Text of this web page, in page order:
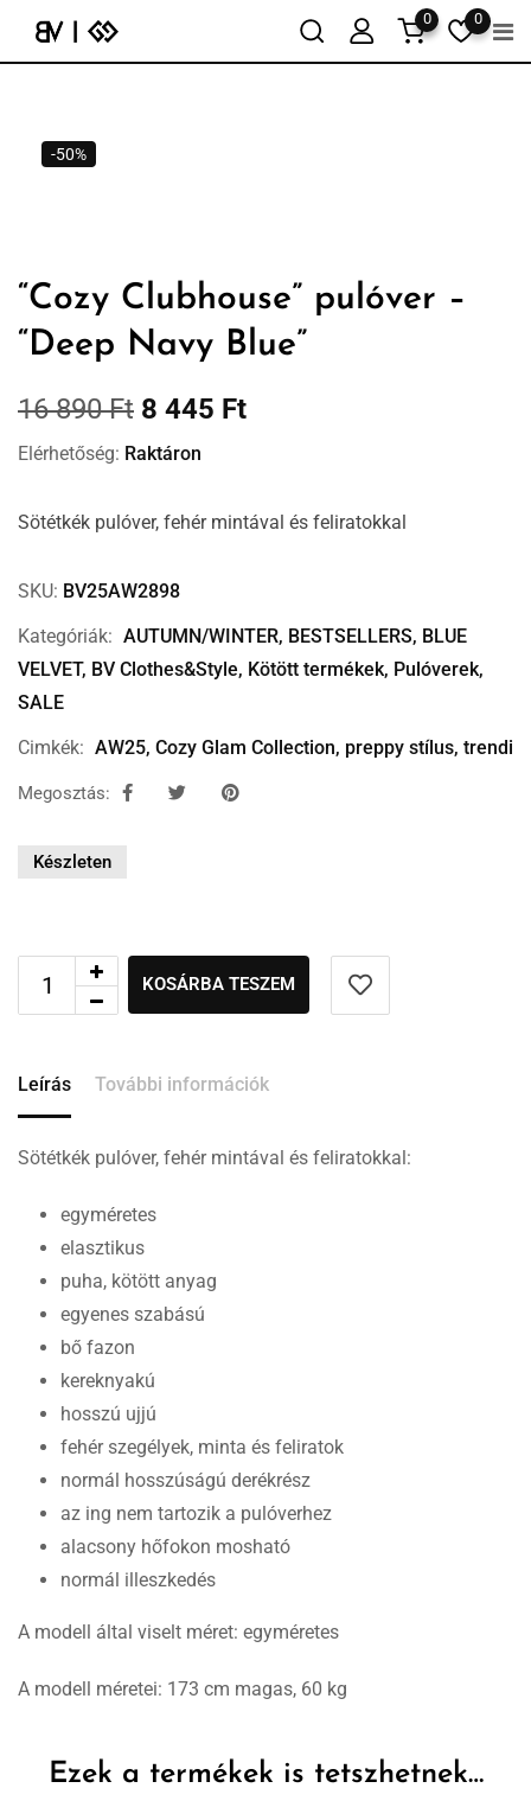
0
0
-50%
“Cozy Clubhouse” pulóver –
“Deep Navy Blue”
16 890Ft 8 445 Ft
Elérhetőség: Raktáron
Sötétkék pulóver, fehér mintával és feliratokkal
SKU: BV25AW2898
Kategóriák: AUTUMN/WINTER, BESTSELLERS, BLUE
VELVET, BV Clothes&Style, Kötött termékek, Pulóverek,
SALE
Cimkék: AW25, Cozy Glam Collection, preppy stílus, trendi
Megosztás:
Készleten
KOSÁRBA TESZEM
Leírás További információk
Sötétkék pulóver, fehér mintával és feliratokkal:
egyméretes
elasztikus
puha, kötött anyag
egyenes szabású
bő fazon
kereknyakú
hosszú ujjú
fehér szegélyek, minta és feliratok
normál hosszúságú derékrész
az ing nem tartozik a pulóverhez
alacsony hőfokon mosható
normál illeszkedés
A modell által viselt méret: egyméretes
A modell méretei: 173 cm magas, 60 kg
Ezek a termékek is tetszhetnek…